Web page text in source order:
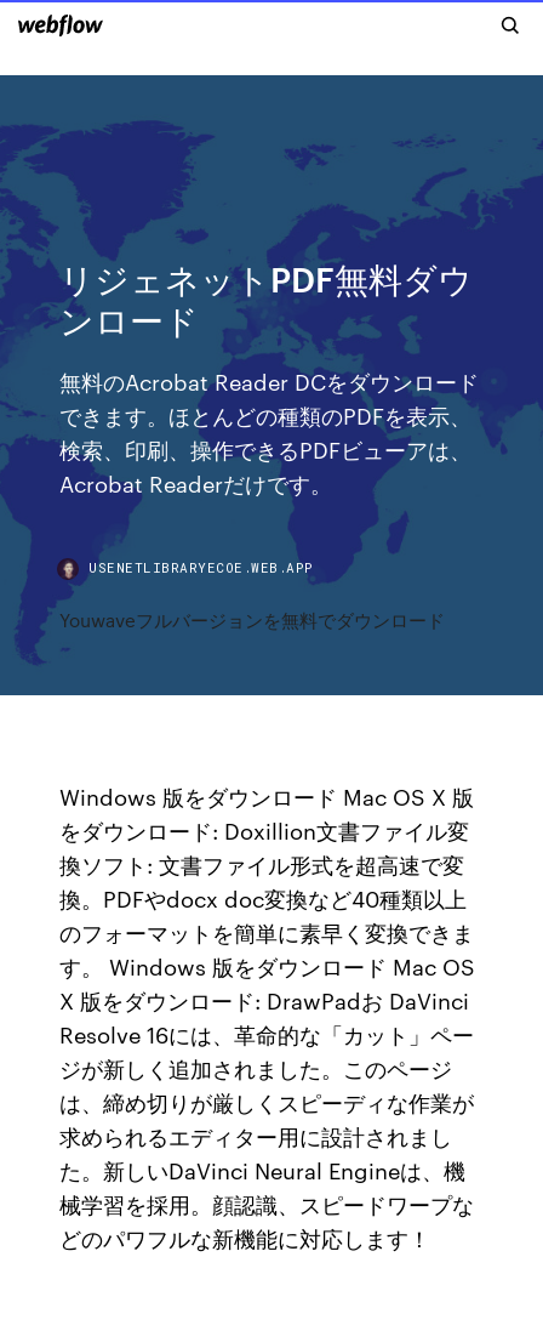
リジェネットPDF無料ダウ
ンロード
無料のAcrobat Reader DCをダウンロード
できます。ほとんどの種類のPDFを表示、
検索、印刷、操作できるPDFビューアは、
Acrobat Readerだけです。
USENETLIBRARYECOE.WEB.APP
Youwaveフルバージョンを無料でダウンロード
Windows 版をダウンロード Mac OS X 版
をダウンロード: Doxillion文書ファイル変
換ソフト: 文書ファイル形式を超高速で変
換。PDFやdocx doc変換など40種類以上
のフォーマットを簡単に素早く変換できま
す。 Windows 版をダウンロード Mac OS
X 版をダウンロード: DrawPadお DaVinci
Resolve 16には、革命的な「カット」ペー
ジが新しく追加されました。このページ
は、締め切りが厳しくスピーディな作業が
求められるエディター用に設計されまし
た。新しいDaVinci Neural Engineは、機
械学習を採用。顔認識、スピードワープな
どのパワフルな新機能に対応します！